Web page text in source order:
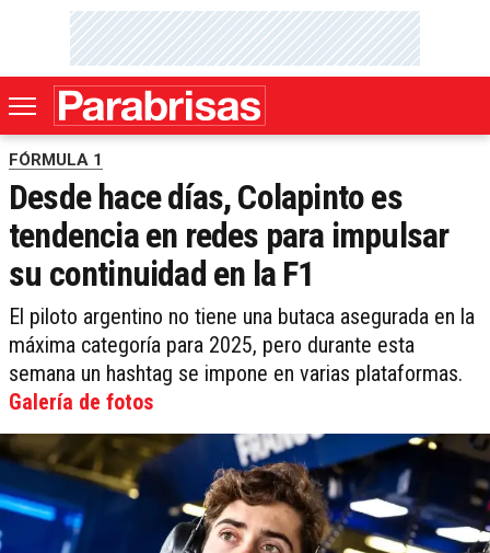
FÓRMULA 1
Desde hace días, Colapinto es
tendencia en redes para impulsar
su continuidad en la F1
El piloto argentino no tiene una butaca asegurada en la
máxima categoría para 2025, pero durante esta
semana un hashtag se impone en varias plataformas.
Galería de fotos